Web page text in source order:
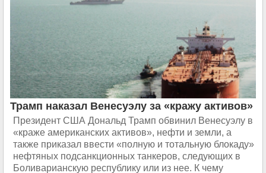
Трамп наказал Венесуэлу за «кражу активов»
Президент США Дональд Трамп обвинил Венесуэлу в
«краже американских активов», нефти и земли, а
также приказал ввести «полную и тотальную блокаду»
нефтяных подсанкционных танкеров, следующих в
Боливарианскую республику или из нее. К чему